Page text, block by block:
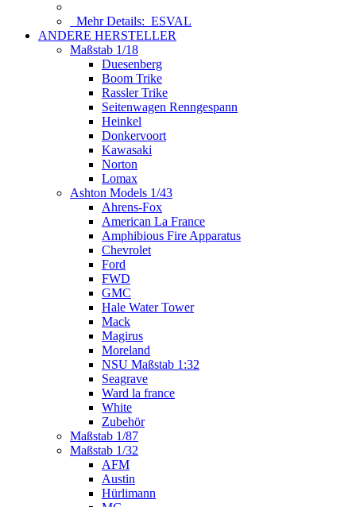
Mehr Details: ESVAL
ANDERE HERSTELLER
Maßstab 1/18
Duesenberg
Boom Trike
Rassler Trike
Seitenwagen Renngespann
Heinkel
Donkervoort
Kawasaki
Norton
Lomax
Ashton Models 1/43
Ahrens-Fox
American La France
Amphibious Fire Apparatus
Chevrolet
Ford
FWD
GMC
Hale Water Tower
Mack
Magirus
Moreland
NSU Maßstab 1:32
Seagrave
Ward la france
White
Zubehör
Maßstab 1/87
Maßstab 1/32
AFM
Austin
Hürlimann